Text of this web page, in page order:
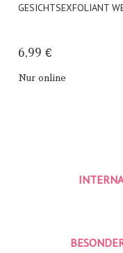
GESICHTSEXFOLIANT
6,99 €
Nur online